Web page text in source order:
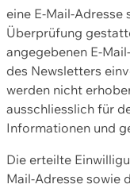
eine E-Mail-
Überprüfung
angegebenen E-
des Newsletters
werden nicht
ausschliesslich für
Informationen und
Die erteilte
Mail-Adresse sowie